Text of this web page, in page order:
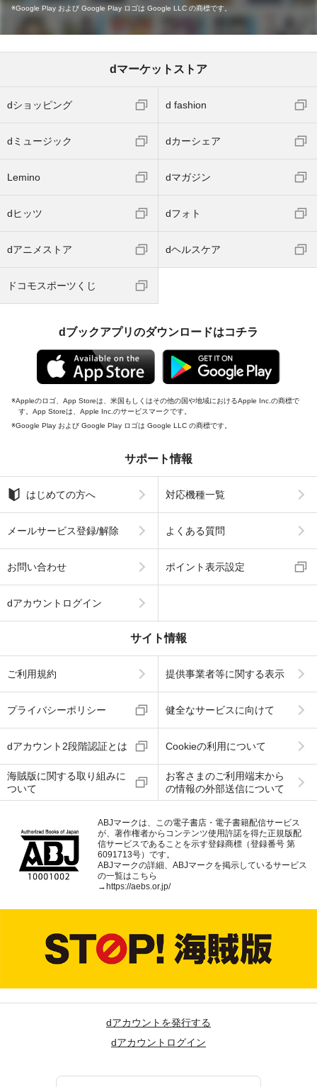
Google Play および Google Play ロゴは Google LLC の商標です。
dマーケットストア
dショッピング d fashion
dミュージック dカーシェア
Lemino dマガジン
dヒッツ dフォト
dアニメストア dヘルスケア
ドコモスポーツくじ
dブックアプリのダウンロードはコチラ
Appleのロゴ、App Storeは、米国もしくはその他の国や地域におけるApple Inc.の商標で
す。App Storeは、Apple Inc.のサービスマークです。
Google Play および Google Play ロゴは Google LLC の商標です。
サポート情報
はじめての方へ 対応機種一覧
メールサービス登録/解除 よくある質問
お問い合わせ ポイント表示設定
dアカウントログイン
サイト情報
ご利用規約 提供事業者等に関する表示
プライバシーポリシー 健全なサービスに向けて
dアカウント2段階認証とは Cookieの利用について
海賊版に関する取り組みに
ついて
お客さまのご利用端末から
の情報の外部送信について
ABJマークは、この電子書店・電子書籍配信サービス
が、著作権者からコンテンツ使用許諾を得た正規版配
信サービスであることを示す登録商標（登録番号 第
6091713号）です。
ABJマークの詳細、ABJマークを掲示しているサービス
の一覧はこちら
→ https://aebs.or.jp/
dアカウントを発行する
dアカウントログイン